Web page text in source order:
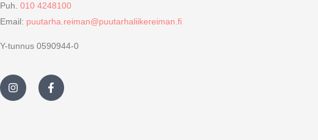
Puh. 010 4248100
Email: puutarha.reiman@puutarhaliikereiman.fi
Y-tunnus 0590944-0
n
s
F
a
c